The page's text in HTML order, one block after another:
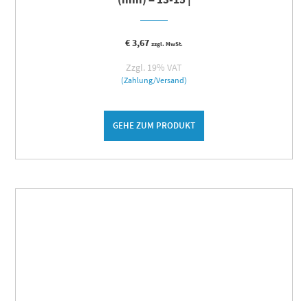
€3,67 zzgl. MwSt.
Zzgl. 19% VAT
(Zahlung/Versand)
GEHE ZUM PRODUKT